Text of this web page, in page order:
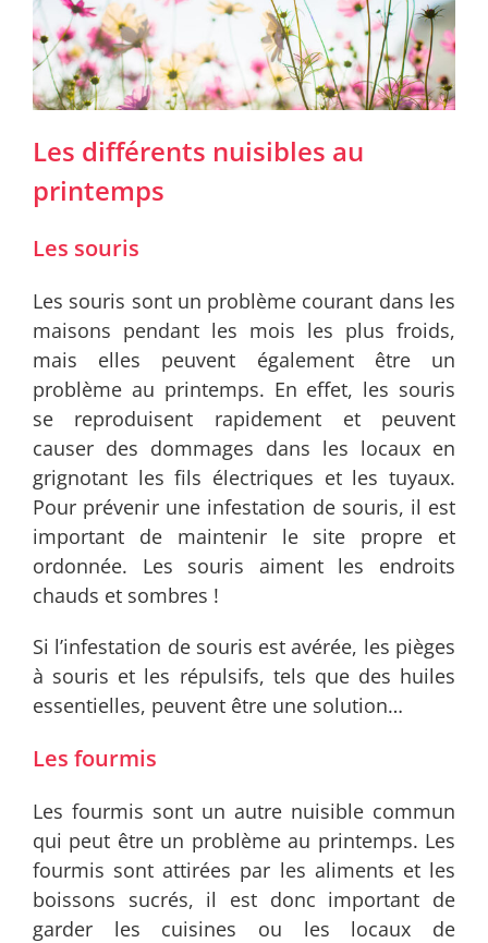
Les différents nuisibles au
printemps
Les souris
Les souris sont un problème courant dans les
maisons pendant les mois les plus froids,
mais elles peuvent également être un
problème au printemps. En effet, les souris
se reproduisent rapidement et peuvent
causer des dommages dans les locaux en
grignotant les fils électriques et les tuyaux.
Pour prévenir une infestation de souris, il est
important de maintenir le site propre et
ordonnée. Les souris aiment les endroits
chauds et sombres !
Si l’infestation de souris est avérée, les pièges
à souris et les répulsifs, tels que des huiles
essentielles, peuvent être une solution…
Les fourmis
Les fourmis sont un autre nuisible commun
qui peut être un problème au printemps. Les
fourmis sont attirées par les aliments et les
boissons sucrés, il est donc important de
garder les cuisines ou les locaux de